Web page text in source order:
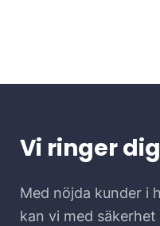
Vi ringer
Med nöjda kunder i
kan vi med